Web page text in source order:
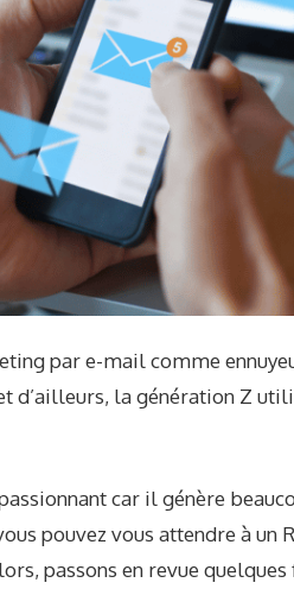
par e-mail comme
d’ailleurs, la génération Z
car il génère
pouvez vous attendre à un
passons en revue